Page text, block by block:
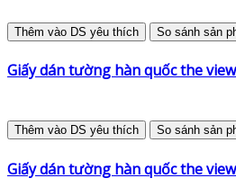
Thêm vào DS yêu thích So sánh sản
Giấy dán tường hàn quốc the
Thêm vào DS yêu thích So sánh sản
Giấy dán tường hàn quốc the